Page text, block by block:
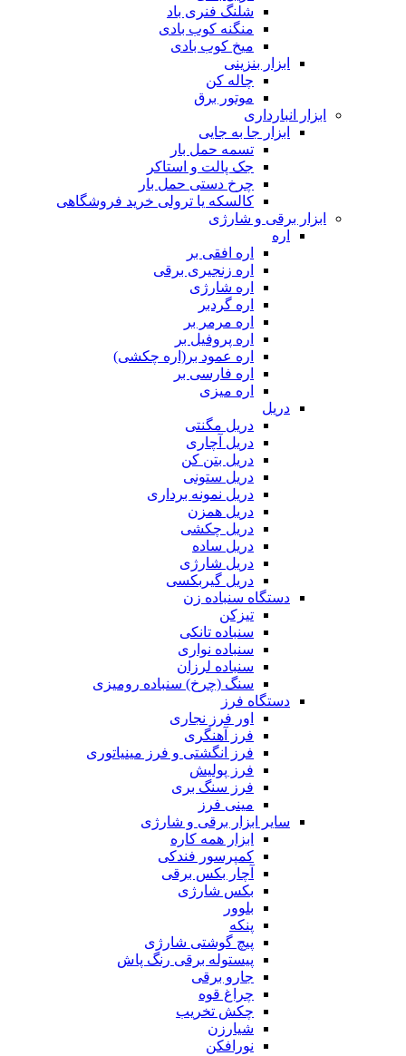
شلنگ فنری باد
منگنه کوب بادی
میخ کوب بادی
ابزار بنزینی
چاله کن
موتور برق
ابزار انبارداری
ابزار جا به جایی
تسمه حمل بار
جک پالت و استاکر
چرخ دستی حمل بار
کالسکه یا ترولی خرید فروشگاهی
ابزار برقی و شارژی
اره
اره افقی بر
اره زنجیری برقی
اره شارژی
اره گردبر
اره مرمر بر
اره پروفیل بر
اره عمود بر(اره چکشی)
اره فارسی بر
اره میزی
دریل
دریل مگنتی
دریل آچاری
دریل بتن کن
دریل ستونی
دریل نمونه برداری
دریل همزن
دریل چکشی
دریل ساده
دریل شارژی
دریل گیربکسی
دستگاه سنباده زن
تیزکن
سنباده تانکی
سنباده نواری
سنباده لرزان
سنگ (چرخ) سنباده رومیزی
دستگاه فرز
اور فرز نجاری
فرز آهنگری
فرز انگشتی و فرز مینیاتوری
فرز پولیش
فرز سنگ بری
مینی فرز
سایر ابزار برقی و شارژی
ابزار همه کاره
کمپرسور فندکی
آچار بکس برقی
بکس شارژی
بلوور
پنکه
پیچ گوشتی شارژی
پیستوله برقی رنگ پاش
جارو برقی
چراغ قوه
چکش تخریب
شیارزن
نورافکن